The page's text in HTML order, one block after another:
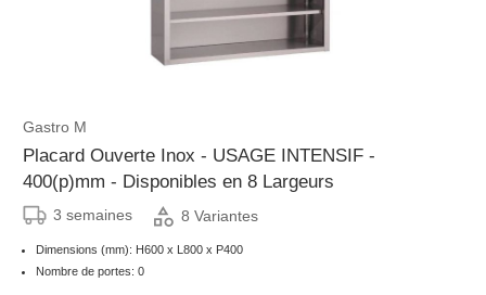
Gastro M
Placard Ouverte Inox - USAGE INTENSIF -
400(p)mm - Disponibles en 8 Largeurs
3 semaines 8 Variantes
Dimensions (mm): H600 x L800 x P400
Nombre de portes: 0